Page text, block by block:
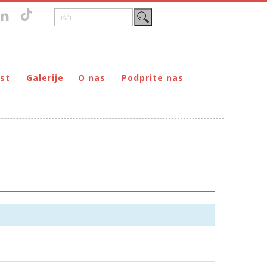
prijateljev mladine Maribor
Galerije O nas
Poslanstvo
Partnerji
Podprite nas
DONIRAJ – za pravne osebe